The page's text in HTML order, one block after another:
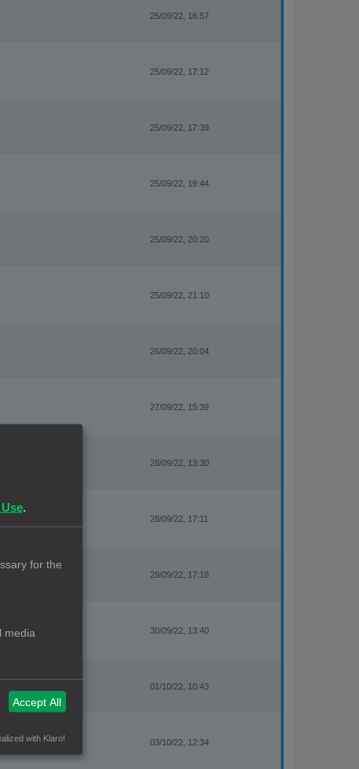
25/09/22, 16:57
25/09/22, 17:12
25/09/22, 17:39
25/09/22, 19:44
25/09/22, 20:20
25/09/22, 21:10
26/09/22, 20:04
27/09/22, 15:39
28/09/22, 13:30
28/09/22, 17:11
29/09/22, 17:18
30/09/22, 13:40
01/10/22, 10:43
03/10/22, 12:34
.
for the
media
Accept All
with Klaro!